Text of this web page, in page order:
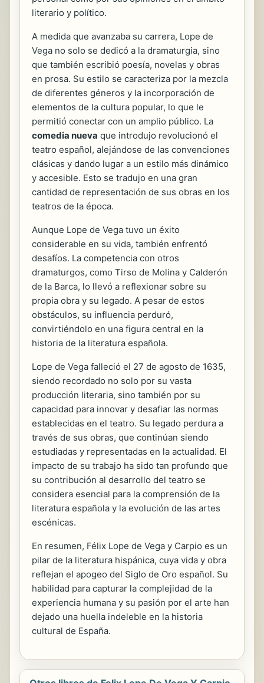
literario y político.
A medida que avanzaba su carrera, Lope de
Vega no solo se dedicó a la dramaturgia, sino
que también escribió poesía, novelas y obras
en prosa. Su estilo se caracteriza por la mezcla
de diferentes géneros y la incorporación de
elementos de la cultura popular, lo que le
permitió conectar con un amplio público. La
comedia nueva que introdujo revolucionó el
teatro español, alejándose de las convenciones
clásicas y dando lugar a un estilo más dinámico
y accesible. Esto se tradujo en una gran
cantidad de representación de sus obras en los
teatros de la época.
Aunque Lope de Vega tuvo un éxito
considerable en su vida, también enfrentó
desafíos. La competencia con otros
dramaturgos, como Tirso de Molina y Calderón
de la Barca, lo llevó a reflexionar sobre su
propia obra y su legado. A pesar de estos
obstáculos, su influencia perduró,
convirtiéndolo en una figura central en la
historia de la literatura española.
Lope de Vega falleció el 27 de agosto de 1635,
siendo recordado no solo por su vasta
producción literaria, sino también por su
capacidad para innovar y desafiar las normas
establecidas en el teatro. Su legado perdura a
través de sus obras, que continúan siendo
estudiadas y representadas en la actualidad. El
impacto de su trabajo ha sido tan profundo que
su contribución al desarrollo del teatro se
considera esencial para la comprensión de la
literatura española y la evolución de las artes
escénicas.
En resumen, Félix Lope de Vega y Carpio es un
pilar de la literatura hispánica, cuya vida y obra
reflejan el apogeo del Siglo de Oro español. Su
habilidad para capturar la complejidad de la
experiencia humana y su pasión por el arte han
dejado una huella indeleble en la historia
cultural de España.